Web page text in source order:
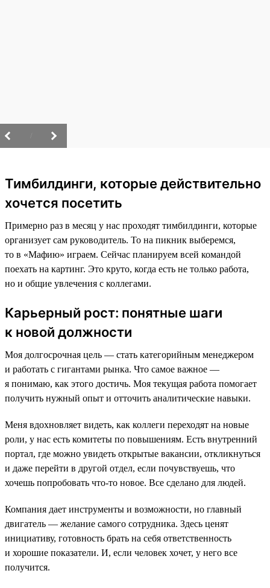
Тимбилдинги, которые действительно
хочется посетить
Примерно раз в месяц у нас проходят тимбилдинги, которые
организует сам руководитель. То на пикник выберемся,
то в «Мафию» играем. Сейчас планируем всей командой
поехать на картинг. Это круто, когда есть не только работа,
но и общие увлечения с коллегами.
Карьерный рост: понятные шаги
к новой должности
Моя долгосрочная цель — стать категорийным менеджером
и работать с гигантами рынка. Что самое важное —
я понимаю, как этого достичь. Моя текущая работа помогает
получить нужный опыт и отточить аналитические навыки.
Меня вдохновляет видеть, как коллеги переходят на новые
роли, у нас есть комитеты по повышениям. Есть внутренний
портал, где можно увидеть открытые вакансии, откликнуться
и даже перейти в другой отдел, если почувствуешь, что
хочешь попробовать что-то новое. Все сделано для людей.
Компания дает инструменты и возможности, но главный
двигатель — желание самого сотрудника. Здесь ценят
инициативу, готовность брать на себя ответственность
и хорошие показатели. И, если человек хочет, у него все
получится.